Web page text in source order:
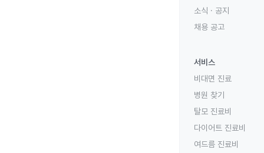
소식 · 공지
채용 공고
서비스
비대면 진료
병원 찾기
탈모 진료비
다이어트 진료비
여드름 진료비